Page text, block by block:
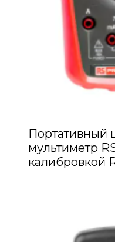
Портативный
мультиметр
калибровкой